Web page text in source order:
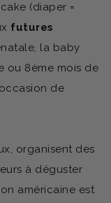
(diaper =
futures
la baby
ou 8ème mois de
de
organisent des
à déguster
américaine est